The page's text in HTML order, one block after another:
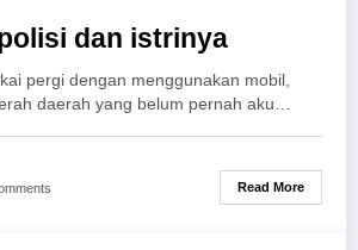
dan istrinya
pergi dengan menggunakan mobil,
daerah yang belum pernah aku…
Read More